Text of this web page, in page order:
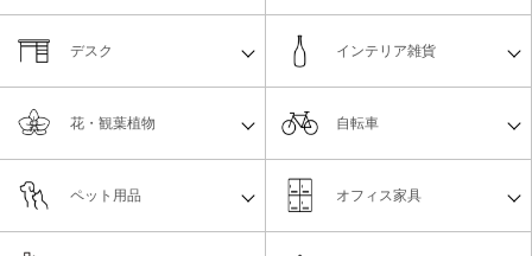
デスク インテリア雑貨
花・観葉植物 自転車
ペット用品 オフィス家具